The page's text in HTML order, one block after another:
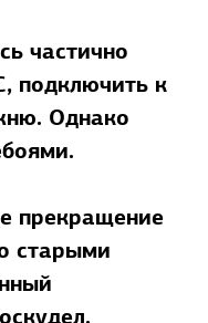
частично
подключить к
Однако
прекращение
старыми